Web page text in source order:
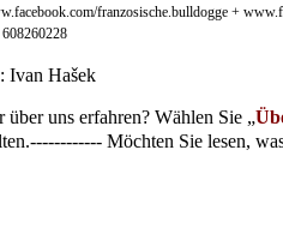
franzosische.bulldogge +
Ivan Hašek
über uns erfahren? Wählen Sie „
Möchten Sie lesen,